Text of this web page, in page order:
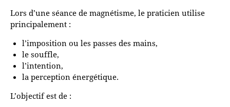
Lors d’une séance de magnétisme, le praticien utilise
principalement :
l’imposition ou les passes des mains,
le souffle,
l’intention,
la perception énergétique.
L’objectif est de :